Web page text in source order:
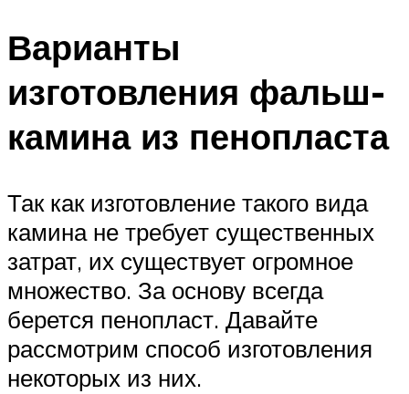
Варианты
изготовления фальш-
камина из пенопласта
Так как изготовление такого вида
камина не требует существенных
затрат, их существует огромное
множество. За основу всегда
берется пенопласт. Давайте
рассмотрим способ изготовления
некоторых из них.